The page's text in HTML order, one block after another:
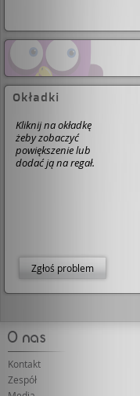
Okładki
Kliknij na okładkę
żeby zobaczyć
powiększenie lub
dodać ją na regał.
Zgłoś problem
Kontakt
Zespół